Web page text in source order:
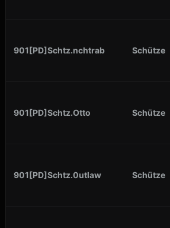
901[PD]Schtz.nchtrab Schütze
901[PD]Schtz.Otto Schütze
901[PD]Schtz.0utlaw Schütze